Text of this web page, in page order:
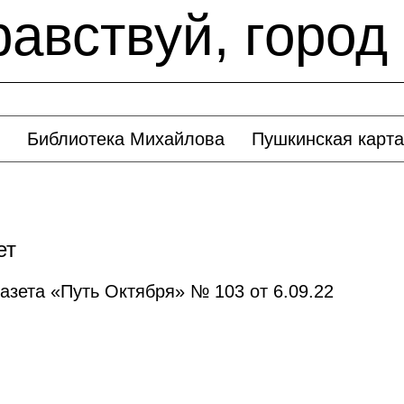
Библиотека Михайлова Пушкинская карта
«Путь Октября» № 103 от 6.09.22